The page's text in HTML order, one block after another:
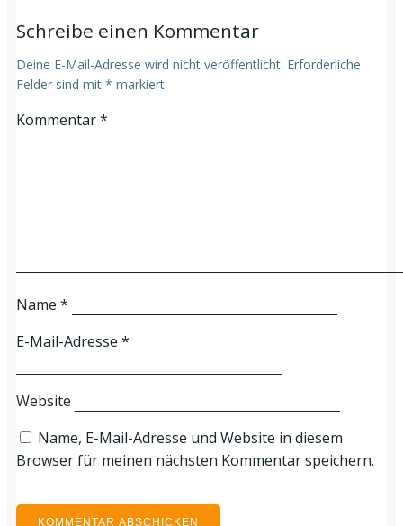
Schreibe einen Kommentar
Deine E-Mail-Adresse wird nicht veröffentlicht. Erforderliche
Felder sind mit * markiert
Kommentar*
Name *
E-Mail-Adresse *
Website
Name, E-Mail-Adresse und Website in diesem
Browser für meinen nächsten Kommentar speichern.